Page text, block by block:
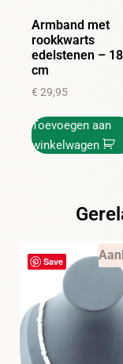
Armband met
rookkwarts
edelstenen – 18
cm
€ 29,95
Toevoegen aan
winkelwagen
Save